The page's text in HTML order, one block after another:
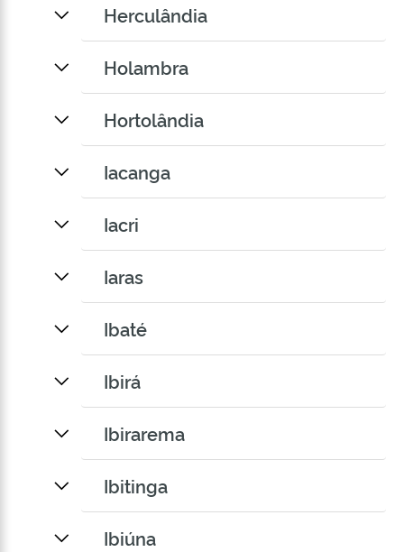
Herculândia
Holambra
Hortolândia
Iacanga
Iacri
Iaras
Ibaté
Ibirá
Ibirarema
Ibitinga
Ibiúna